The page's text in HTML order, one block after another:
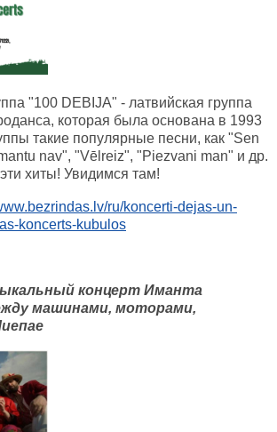
"100 DEBIJA" - латвийская группа
которая была основана в 1993
такие популярные песни, как "Sen
nav", "Vēlreiz", "Piezvani man" и др.
хиты! Увидимся там!
ru/koncerti-dejas-un-
koncerts-kubulos
концерт Иманта
машинами, моторами,